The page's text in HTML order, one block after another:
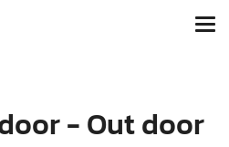
- Out door